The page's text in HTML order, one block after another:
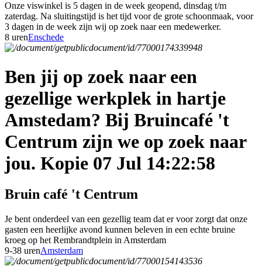
Onze viswinkel is 5 dagen in de week geopend, dinsdag t/m
zaterdag. Na sluitingstijd is het tijd voor de grote schoonmaak, voor
3 dagen in de week zijn wij op zoek naar een medewerker.
8 urenEnschede
Ben jij op zoek naar een
gezellige werkplek in hartje
Amstedam? Bij Bruincafé 't
Centrum zijn we op zoek naar
jou. Kopie 07 Jul 14:22:58
Bruin café 't Centrum
Je bent onderdeel van een gezellig team dat er voor zorgt dat onze
gasten een heerlijke avond kunnen beleven in een echte bruine
kroeg op het Rembrandtplein in Amsterdam
9-38 urenAmsterdam